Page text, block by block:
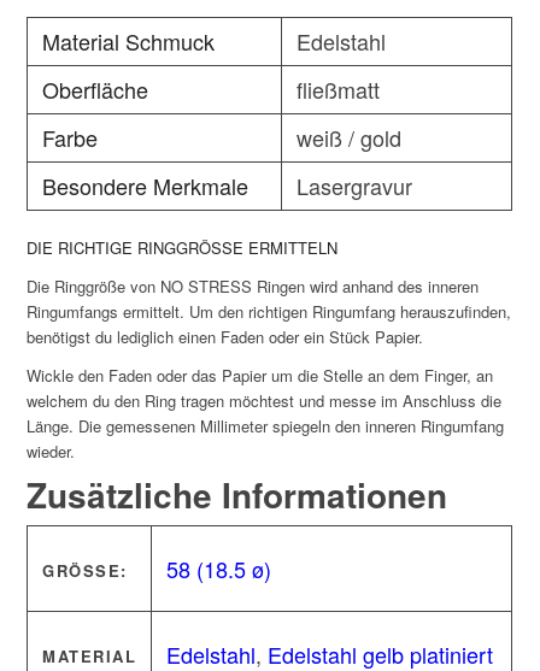
Material Schmuck
Edelstahl
Oberfläche
fließmatt
Farbe
weiß / gold
Besondere Merkmale
Lasergravur
DIE RICHTIGE RINGGRÖSSE ERMITTELN
Die Ringgröße von NO STRESS Ringen wird anhand des inneren
Ringumfangs ermittelt. Um den richtigen Ringumfang herauszufinden,
benötigst du lediglich einen Faden oder ein Stück Papier.
Wickle den Faden oder das Papier um die Stelle an dem Finger, an
welchem du den Ring tragen möchtest und messe im Anschluss die
Länge. Die gemessenen Millimeter spiegeln den inneren Ringumfang
wieder.
Zusätzliche Informationen
GRÖSSE: 58 (18.5 ø)
MATERIAL Edelstahl, Edelstahl gelb platiniert